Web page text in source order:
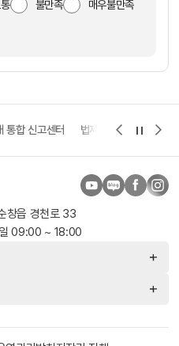
불만족 매우불만족
통합 신고센터 법제처 보다나은 정부
창읍 경천로 33
09:00 ~ 18:00